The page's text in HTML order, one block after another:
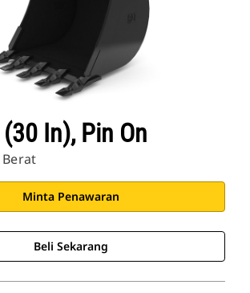
In), Pin On
Berat
Minta Penawaran
Beli Sekarang